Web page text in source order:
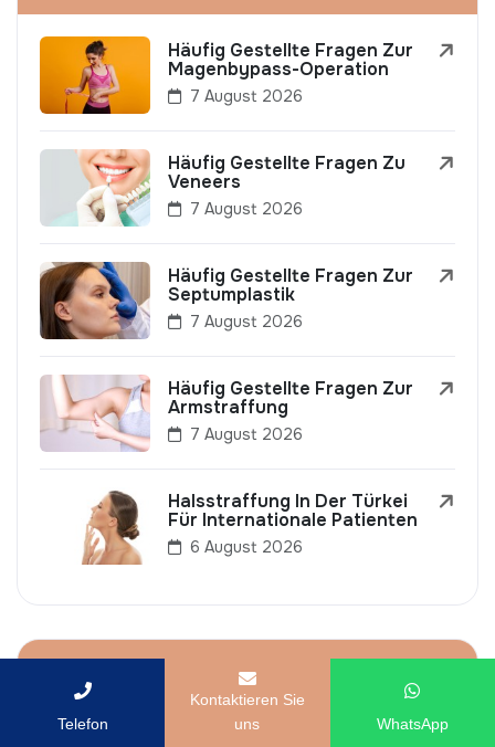
Häufig Gestellte Fragen Zur
Magenbypass-Operation
7 August 2026
Häufig Gestellte Fragen Zu
Veneers
7 August 2026
Häufig Gestellte Fragen Zur
Septumplastik
7 August 2026
Häufig Gestellte Fragen Zur
Armstraffung
7 August 2026
Halsstraffung In Der Türkei
Für Internationale Patienten
6 August 2026
Popular Posts
Wie Viel Kostet Ein Brazilian
Telefon
Kontaktieren Sie
uns
WhatsApp